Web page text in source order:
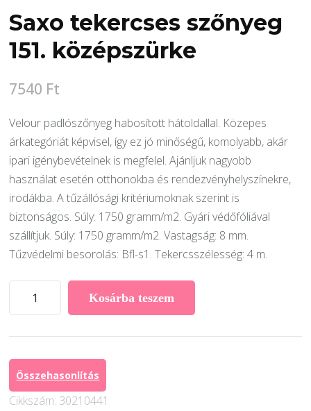
Saxo tekercses szőnyeg
151. középszürke
7540 Ft
Velour padlószőnyeg habosított hátoldallal. Közepes
árkategóriát képvisel, így ez jó minőségű, komolyabb, akár
ipari igénybevételnek is megfelel. Ajánljuk nagyobb
használat esetén otthonokba és rendezvényhelyszínekre,
irodákba. A tűzállósági kritériumoknak szerint is
biztonságos. Súly: 1750 gramm/m2. Gyári védőfóliával
szállítjuk. Súly: 1750 gramm/m2. Vastagság: 8 mm.
Tűzvédelmi besorolás: Bfl-s1. Tekercsszélesség: 4 m.
középszürke
mennyiség
Kosárba teszem
Összehasonlítás
Cikkszám: 30210441